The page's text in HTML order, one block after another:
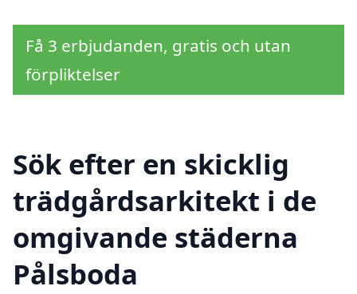
Få 3 erbjudanden, gratis och utan
förpliktelser
Sök efter en skicklig
trädgårdsarkitekt i de
omgivande städerna
Pålsboda